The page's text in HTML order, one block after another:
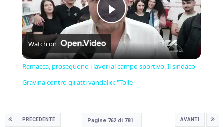
Play
Video
Watch on
Ramacca, proseguono i lavori al campo sportivo. Il sindaco
Gravina contro gli atti vandalici: "Tolle
PRECEDENTE AVANTI
Pagine 762 di 781